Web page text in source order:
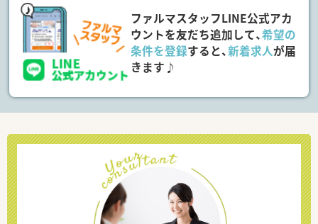
ファルマスタッフLINE公式アカ
ウントを友だち追加して、希望の
条件を登録すると、新着求人が届
きます♪